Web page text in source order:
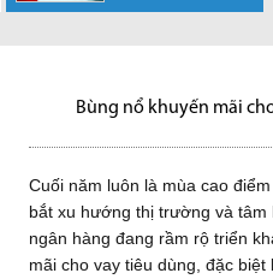
Hàng loạt dự án
tài chính, có
UBND TP.HCM
tế đang tăng
mùa cao điểm chi
Bùng nổ khuyến mãi
Cuối năm luôn là mùa cao
bắt xu hướng thị trường và tâm
ngân hàng đang rầm rộ triển
mãi cho vay tiêu dùng, đặc